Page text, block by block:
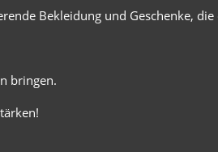
Bekleidung und Geschenke,
bringen.